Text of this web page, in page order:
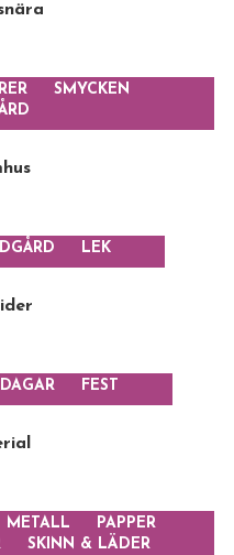
SMYCKEN
LEK
FEST
METALL
PAPPER
SKINN & LÄDER